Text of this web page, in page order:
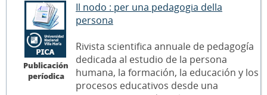
Publicación
períodica
Il nodo : per una pedagogia della
persona
Rivista scientifica annuale de pedagogía
dedicada al estudio de la persona
humana, la formación, la educación y los
procesos educativos desde una